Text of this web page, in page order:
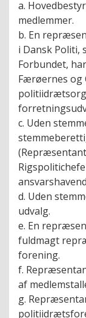
a.
medlemmer.
b. En
i Dansk Politi,
Forbundet,
Færøernes og
c. Uden
d. Uden
udvalg.
e. En
fuldmagt
forening.
f.
af
g.